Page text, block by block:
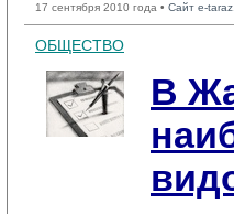
17 сентября 2010 года • Сайт e-
ОБЩЕСТВО
В